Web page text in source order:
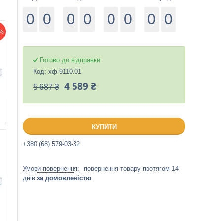
0 0 0 0 0 0 0 0
Готово до відправки
Код: хф-9110.01
5 687 ₴ 4 589 ₴
КУПИТИ
+380 (68) 579-03-32
повернення товару протягом 14
днів за домовленістю